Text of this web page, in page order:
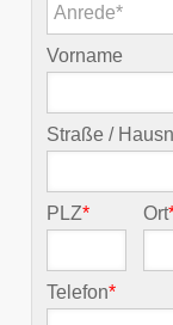
Anrede*
Vorname
Straße /
PLZ* Ort
Telefon*